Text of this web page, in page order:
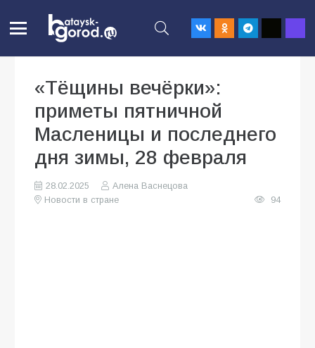
«Тёщины вечёрки»:
приметы пятничной
Масленицы и последнего
дня зимы, 28 февраля
28.02.2025
Алена Васнецова
Новости в стране
94